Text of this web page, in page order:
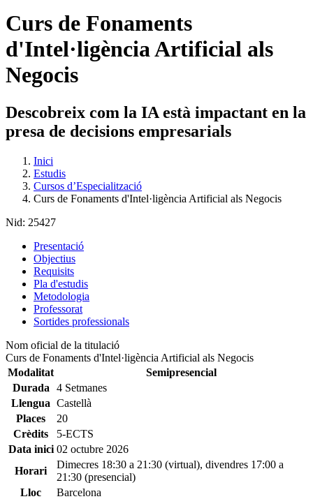
Curs de Fonaments
d'Intel·ligència Artificial als
Negocis
Descobreix com la IA està impactant en la
presa de decisions empresarials
Inici
Estudis
Cursos d’Especialització
Curs de Fonaments d'Intel·ligència Artificial als Negocis
Nid: 25427
Presentació
Objectius
Requisits
Pla d'estudis
Metodologia
Professorat
Sortides professionals
Nom oficial de la titulació
Curs de Fonaments d'Intel·ligència Artificial als Negocis
Modalitat
Semipresencial
Durada
4 Setmanes
Llengua Castellà
Places
20
Crèdits
5-ECTS
Data inici 02 octubre 2026
Horari
Dimecres 18:30 a 21:30 (virtual), divendres 17:00 a
21:30 (presencial)
Lloc
Barcelona